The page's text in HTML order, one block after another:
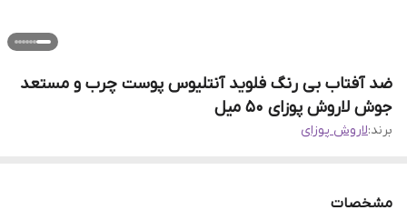
ضد آفتاب بی رنگ فلوید آنتلیوس پوست چرب و مستعد
جوش لاروش پوزای 50 میل
برند:لاروش پوزای
مشخصات